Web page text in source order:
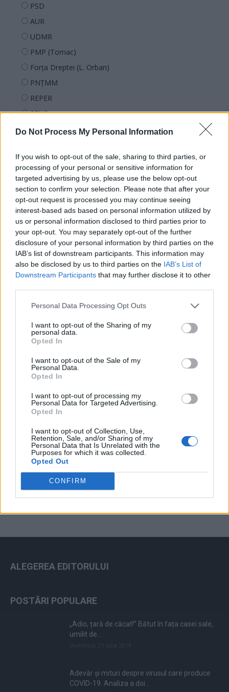
Do Not Process My Personal Information
If you wish to opt-out of the sale, sharing to third parties, or
processing of your personal or sensitive information for
targeted advertising by us, please use the below opt-out
section to confirm your selection. Please note that after your
opt-out request is processed you may continue seeing
interest-based ads based on personal information utilized by
us or personal information disclosed to third parties prior to
your opt-out. You may separately opt-out of the further
disclosure of your personal information by third parties on the
IAB’s list of downstream participants. This information may
also be disclosed by us to third parties on the IAB’s List of
Downstream Participants that may further disclose it to other
Personal Data Processing Opt Outs
I want to opt-out of the Sharing of my
personal data.
Opted In
I want to opt-out of the Sale of my
Personal Data.
Opted In
I want to opt-out of processing my
Personal Data for Targeted Advertising.
Opted In
I want to opt-out of Collection, Use,
Retention, Sale, and/or Sharing of my
Personal Data that Is Unrelated with the
Purposes for which it was collected.
Opted Out
CONFIRM
PSD
AUR
UDMR
PMP (Tomac)
Forța Dreptei (L. Orban)
PNȚMM
REPER
SENS
SOS (Șoșoacă)
PACE (Peia)
Acțiunea Conservatoare (Târziu)
PDF (Lazarus)
PUSL (D. Voiculescu)
PNȚCD (Pavelescu)
PNCR (Terheș)
Partidul Patrioților (Surugiu)
FAR (Coarnă)
România pe Primul Loc (Ponta)
Arhiva sondajelor
ad
ALEGEREA EDITORULUI
POSTĂRI POPULARE
„Adio, țară de căcat!” Bătut în fața casei sale,
umilit de...
Adevăr și mituri despre virusul care produce
COVID-19. Analiza a doi...